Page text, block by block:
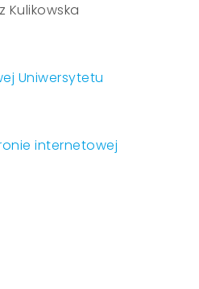
Kulikowska
Uniwersytetu
internetowej